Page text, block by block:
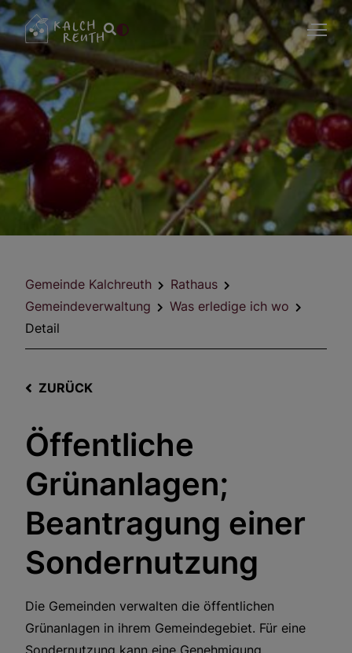
Gemeinde Kalchreuth
Rathaus
Gemeindeverwaltung
Was erledige ich wo
Detail
ZURÜCK
Öffentliche
Grünanlagen;
Beantragung einer
Sondernutzung
Die Gemeinden verwalten die öffentlichen
Grünanlagen in ihrem Gemeindegebiet. Für eine